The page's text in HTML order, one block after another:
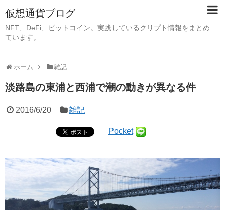
仮想通貨ブログ
NFT、DeFi、ビットコイン。実践しているクリプト情報をまとめ
ています。
ホーム 雑記
淡路島の東浦と西浦で潮の動きが異なる件
2016/6/20 雑記
Pocket